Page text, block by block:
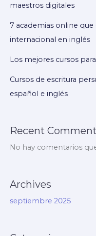
maestros digitales
7 academias online
internacional en inglés
Los mejores cursos
Cursos de escritura
español e inglés
Recent
No hay comentarios
Archives
septiembre 2025